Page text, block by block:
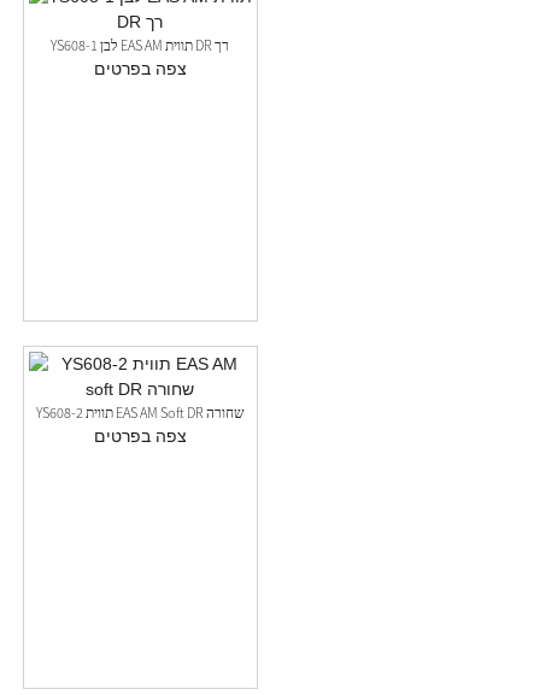
YS608-1 לבן EAS AM תווית DR רך
צפה בפרטים
YS608-2 תווית EAS AM Soft DR שחורה
צפה בפרטים